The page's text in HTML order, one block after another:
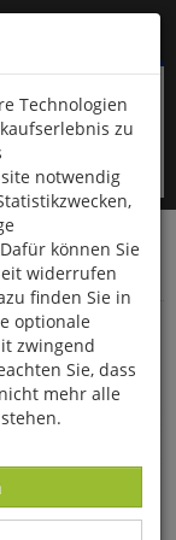
Haushalt
Technologien
zu
notwendig
können Sie
widerrufen
finden Sie in
optionale
zwingend
Sie, dass
mehr alle